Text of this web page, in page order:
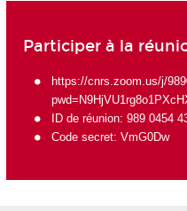
Participer à la
https://cnrs.zoom.us/j/
ID de réunion: 989 0454
Code secret: VmG0Dw